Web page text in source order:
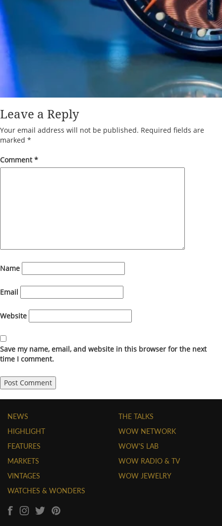
Leave a Reply
Your email address will not be published. Required fields are
marked *
Comment*
Name
Email
Website
Save my name, email, and website in this browser for the next
time I comment.
NEWS
HIGHLIGHT
FEATURES
MARKETS
VINTAGES
WATCHES & WONDERS
THE TALKS
WOW NETWORK
WOW'S LAB
WOW RADIO & TV
WOW JEWELRY